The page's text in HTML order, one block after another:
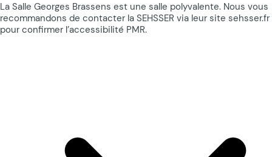
La Salle Georges Brassens est une salle polyvalente. Nous vous
recommandons de contacter la SEHSSER via leur site sehsser.fr
pour confirmer l’accessibilité PMR.